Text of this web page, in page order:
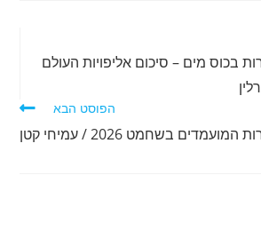
(4) – סערות בכוס מים – סיכום אליפויות העולם
הפוסט הבא
בשחמט 2026 / עמיחי קטן